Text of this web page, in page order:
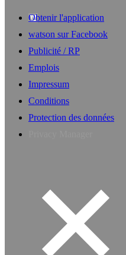
Obtenir l'application
watson sur Facebook
Publicité / RP
Emplois
Impressum
Conditions
Protection des données